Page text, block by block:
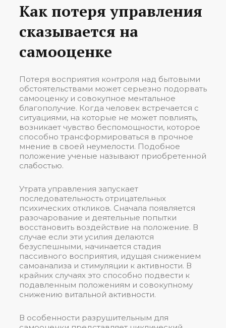
Как потеря управления
сказывается на
самооценке
Потеря восприятия контроля над бытовыми
обстоятельствами может серьезно подорвать
самооценку и совокупное ментальное
благополучие. Когда человек встречается с
ситуациями, на которые не может повлиять,
возникает чувство беспомощности, которое
способно трансформироваться в прочное
мнение в своей неумелости. Подобное
положение ученые называют приобретенной
слабостью.
Утрата управления запускает
последовательность отрицательных
психических откликов. Сначала появляется
разочарование и деятельные попытки
восстановить воздействие на положение. В
случае если эти усилия делаются
безуспешными, начинается стадия
пассивного восприятия, идущая снижением
самоанализа и стимуляции к активности. В
крайних случаях это способно подвести к
подавленным положениям и совокупному
снижению витальной активности.
В особенности разрушительным для